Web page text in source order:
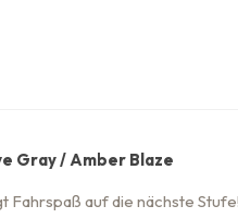
Gray / Amber Blaze
Fahrspaß auf die nächste Stufe!